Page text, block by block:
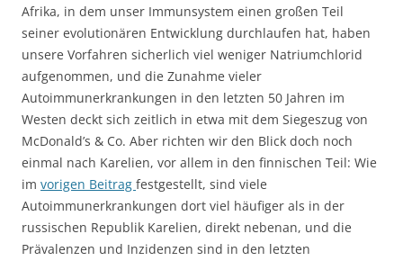
Afrika, in dem unser Immunsystem einen großen Teil
seiner evolutionären Entwicklung durchlaufen hat, haben
unsere Vorfahren sicherlich viel weniger Natriumchlorid
aufgenommen, und die Zunahme vieler
Autoimmunerkrankungen in den letzten 50 Jahren im
Westen deckt sich zeitlich in etwa mit dem Siegeszug von
McDonald’s & Co. Aber richten wir den Blick doch noch
einmal nach Karelien, vor allem in den finnischen Teil: Wie
im vorigen Beitrag festgestellt, sind viele
Autoimmunerkrankungen dort viel häufiger als in der
russischen Republik Karelien, direkt nebenan, und die
Prävalenzen und Inzidenzen sind in den letzten